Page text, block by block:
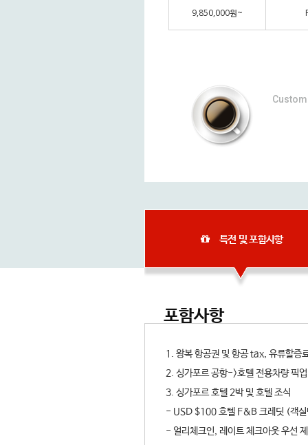
9,850,000원~
특전 및 포함사항
포함사항
1. 왕복 항공권 및 항공 tax, 유류할증
2. 싱가포르 공항->호텔 전용차량 픽
3. 싱가포르 호텔 2박 및 호텔 조식
- USD $100 호텔 F&B 크레딧 (객
- 얼리체크인, 레이트 체크아웃 우선